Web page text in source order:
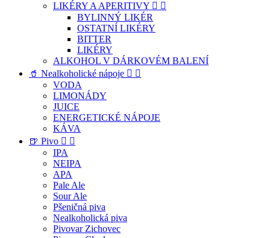
LIKÉRY A APERITIVY  
BYLINNÝ LIKÉR
OSTATNÍ LIKÉRY
BITTER
LIKÉRY
ALKOHOL V DÁRKOVÉM BALENÍ
🥤 Nealkoholické nápoje  
VODA
LIMONÁDY
JUICE
ENERGETICKÉ NÁPOJE
KÁVA
🍺 Pivo  
IPA
NEIPA
APA
Pale Ale
Sour Ale
Pšeničná piva
Nealkoholická piva
Pivovar Zichovec